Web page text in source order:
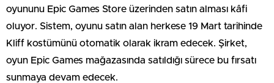
oyununu Epic Games Store üzerinden satın alması kâfi
oluyor. Sistem, oyunu satın alan herkese 19 Mart tarihinde
Kliff kostümünü otomatik olarak ikram edecek. Şirket,
oyun Epic Games mağazasında satıldığı sürece bu fırsatı
sunmaya devam edecek.